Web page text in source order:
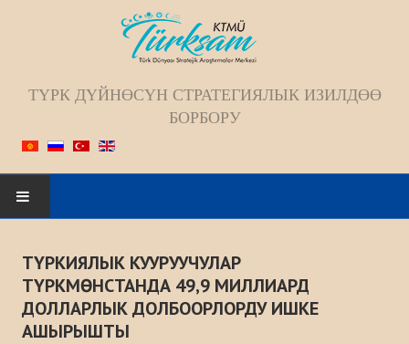
ТҮРК ДҮЙНӨСҮН СТРАТЕГИЯЛЫК ИЗИЛДӨӨ
БОРБОРУ
БАШКЫ БЕТ
БИЗ ЖѲНҮНДѲ
ТҮРКИЯЛЫК КУУРУУЧУЛАР
ТҮРКМӨНСТАНДА 49,9 МИЛЛИАРД
ДОЛЛАРЛЫК ДОЛБООРЛОРДУ ИШКЕ
АШЫРЫШТЫ